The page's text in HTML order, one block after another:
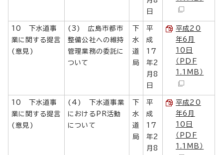
日
10 下水道事
業に関する提言
(意見)
(3) 広島市都市
整備公社への維持
管理業務の委託に
ついて
下
水
道
局
平
成
17
年2
月8
日
平成20
年6月
10日
（PDF
1.1MB）
10 下水道事
業に関する提言
(意見)
(4) 下水道事業
におけるPR活動
について
下
水
道
局
平
成
17
年2
月8
平成20
年6月
10日
（PDF
1.1MB）